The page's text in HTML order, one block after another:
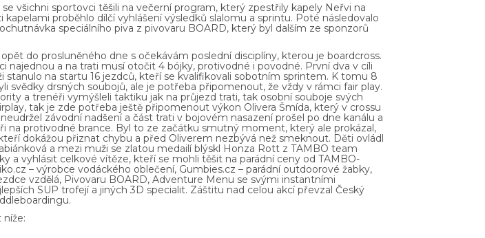
všichni sportovci těšili na večerní program, který zpestřily kapely Neřvi na
kapelami proběhlo dílčí vyhlášení výsledků slalomu a sprintu. Poté následovalo
speciálního piva z pivovaru BOARD, který byl dalším ze sponzorů
do prosluněného dne s očekávám poslední disciplíny, kterou je boardcross.
najednou a na trati musí otočit 4 bójky, protivodné i povodné. První dva v cíli
stanulo na startu 16 jezdců, kteří se kvalifikovali sobotním sprintem. K tomu 8
svědky drsných soubojů, ale je potřeba připomenout, že vždy v rámci fair play.
a trenéři vymýšleli taktiku jak na průjezd trati, tak osobní souboje svých
tak je zde potřeba ještě připomenout výkon Olivera Šmída, který v crossu
závodní nadšení a část trati v bojovém nasazení prošel po dne kanálu a
na protivodné brance. Byl to ze začátku smutný moment, který ale prokázal,
dokážou přiznat chybu a před Oliverem nezbývá než smeknout. Děti ovládl
a mezi muži se zlatou medailí blýskl Honza Rott z TAMBO team
a vyhlásit celkové vítěze, kteří se mohli těšit na parádní ceny od TAMBO-
– výrobce vodáckého oblečení, Gumbies.cz – parádní outdoorové žabky,
vzdělá, Pivovaru BOARD, Adventure Menu se svými instantními
SUP trofejí a jiných 3D specialit. Záštitu nad celou akcí převzal Český